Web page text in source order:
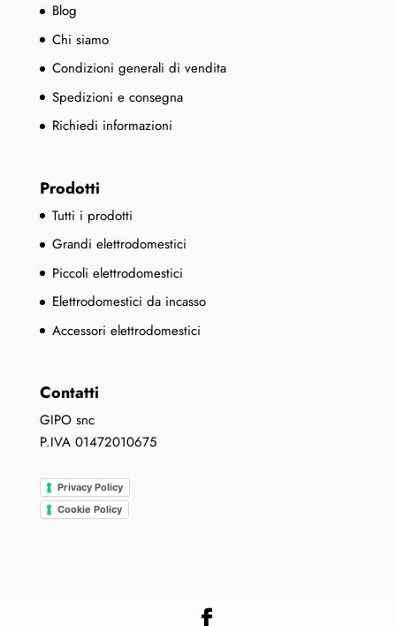
Blog
Chi siamo
Condizioni generali di vendita
Spedizioni e consegna
Richiedi informazioni
Prodotti
Tutti i prodotti
Grandi elettrodomestici
Piccoli elettrodomestici
Elettrodomestici da incasso
Accessori elettrodomestici
Contatti
GIPO snc
P.IVA 01472010675
Privacy Policy
Cookie Policy